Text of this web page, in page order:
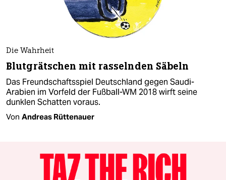
Die Wahrheit
Blutgrätschen mit rasselnden Säbeln
Das Freundschaftsspiel Deutschland gegen Saudi-
Arabien im Vorfeld der Fußball-WM 2018 wirft seine
dunklen Schatten voraus.
Von Andreas Rüttenauer